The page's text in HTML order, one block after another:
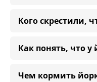
Кого скрестили,
Как понять, что
Чем кормить